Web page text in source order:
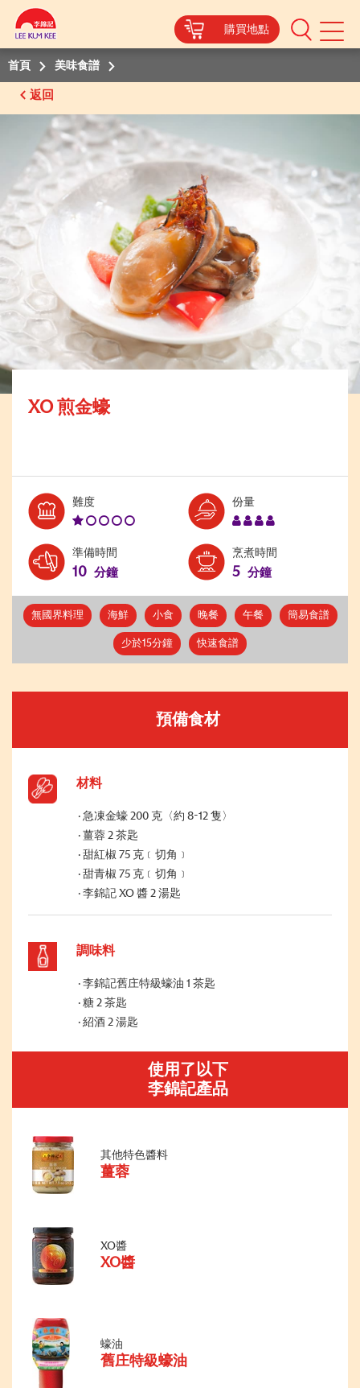
購買地點
Mobile
Menu
首頁
美味食譜
返回
XO 煎金蠔
難度Level:
份量Serves:
準備時間
10 分鐘
烹煮時間
5 分鐘
無國界料理 海鮮 小食 晚餐 午餐 簡易食譜
少於15分鐘 快速食譜
預備食材
材料
急凍金蠔 200 克〈約 8-12 隻〉
薑蓉 2 茶匙
甜紅椒 75 克﹝切角﹞
甜青椒 75 克﹝切角﹞
李錦記 XO 醬 2 湯匙
調味料
李錦記舊庄特級蠔油 1 茶匙
糖 2 茶匙
紹酒 2 湯匙
使用了以下
李錦記產品
其他特色醬料
薑蓉
XO醬
XO醬
蠔油
舊庄特級蠔油